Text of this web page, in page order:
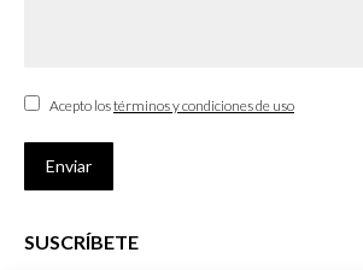
Acepto lostérminos y condiciones de uso
Enviar
SUSCRÍBETE